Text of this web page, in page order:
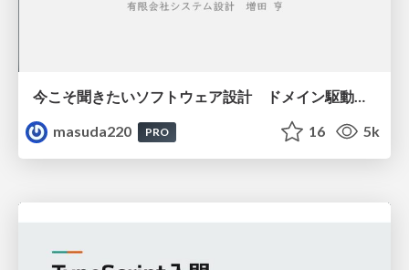
今こそ聞きたいソフトウェア設計 ドメイン駆動設計再入門
masuda220
PRO 16 5k